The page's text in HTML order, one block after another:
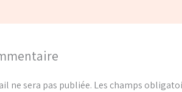
ne sera pas publiée. Les champs